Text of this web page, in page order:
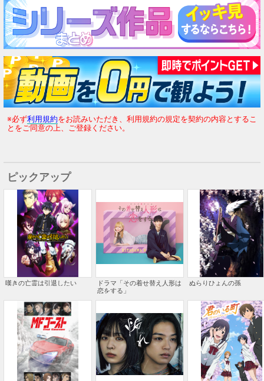
※必ず利用規約をお読みいただき、利用規約の規定を契約の内容とするこ
とをご同意の上、ご登録ください。
ピックアップ
嘆きの亡霊は引退したい
ドラマ「その着せ替え人形は
恋をする」
ぬらりひょんの孫